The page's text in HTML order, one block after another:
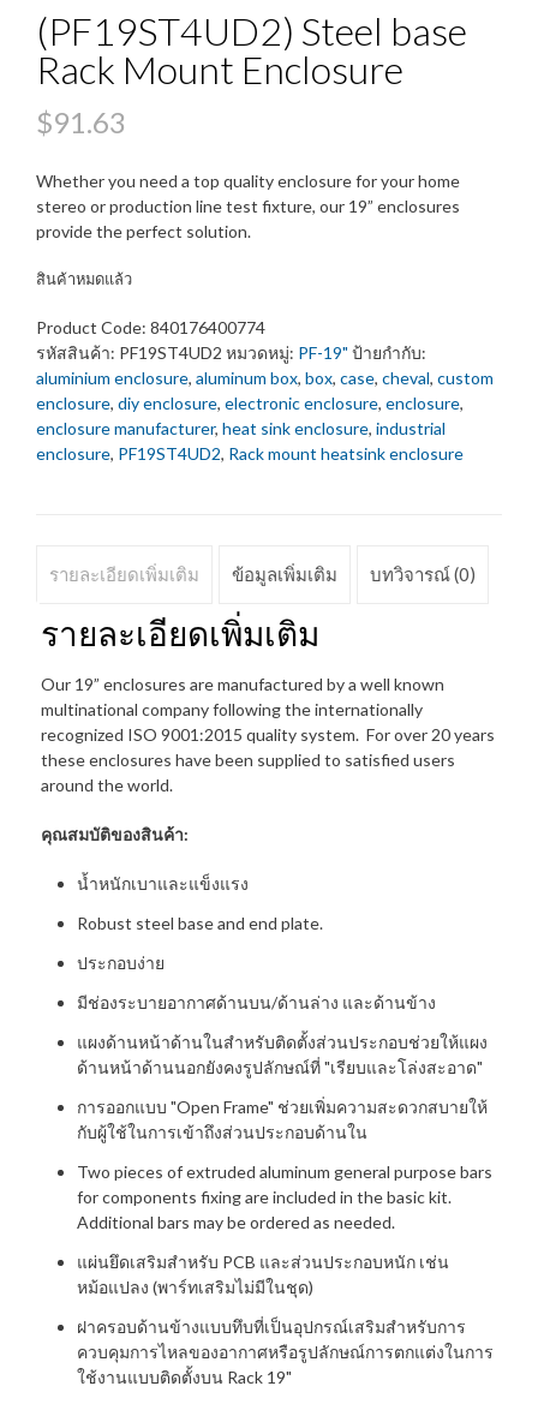
(PF19ST4UD2) Steel base
Rack Mount Enclosure
$91.63
Whether you need a top quality enclosure for your home
stereo or production line test fixture, our 19” enclosures
provide the perfect solution.
สินค้าหมดแล้ว
Product Code: 840176400774
รหัสสินค้า: PF19ST4UD2 หมวดหมู่: PF-19" ป้ายกำกับ:
aluminium enclosure, aluminum box, box, case, cheval, custom
enclosure, diy enclosure, electronic enclosure, enclosure,
enclosure manufacturer, heat sink enclosure, industrial
enclosure, PF19ST4UD2, Rack mount heatsink enclosure
รายละเอียดเพิ่มเติม ข้อมูลเพิ่มเติม บทวิจารณ์ (0)
รายละเอียดเพิ่มเติม
Our 19” enclosures are manufactured by a well known
multinational company following the internationally
recognized ISO 9001:2015 quality system. For over 20 years
these enclosures have been supplied to satisfied users
around the world.
คุณสมบัติของสินค้า:
น้ำหนักเบาและแข็งแรง
Robust steel base and end plate.
ประกอบง่าย
มีช่องระบายอากาศด้านบน/ด้านล่าง และด้านข้าง
แผงด้านหน้าด้านในสำหรับติดตั้งส่วนประกอบช่วยให้แผง
ด้านหน้าด้านนอกยังคงรูปลักษณ์ที่ "เรียบและโล่งสะอาด"
การออกแบบ "Open Frame" ช่วยเพิ่มความสะดวกสบายให้
กับผู้ใช้ในการเข้าถึงส่วนประกอบด้านใน
Two pieces of extruded aluminum general purpose bars
for components fixing are included in the basic kit.
Additional bars may be ordered as needed.
แผ่นยึดเสริมสำหรับ PCB และส่วนประกอบหนัก เช่น
หม้อแปลง (พาร์ทเสริมไม่มีในชุด)
ฝาครอบด้านข้างแบบทึบที่เป็นอุปกรณ์เสริมสำหรับการ
ควบคุมการไหลของอากาศหรือรูปลักษณ์การตกแต่งในการ
ใช้งานแบบติดตั้งบน Rack 19"